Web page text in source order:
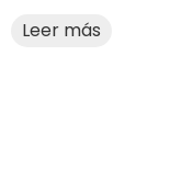
Leer más